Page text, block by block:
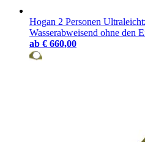
Hogan 2 Personen
Wasserabweisend ohne den
ab € 660,00